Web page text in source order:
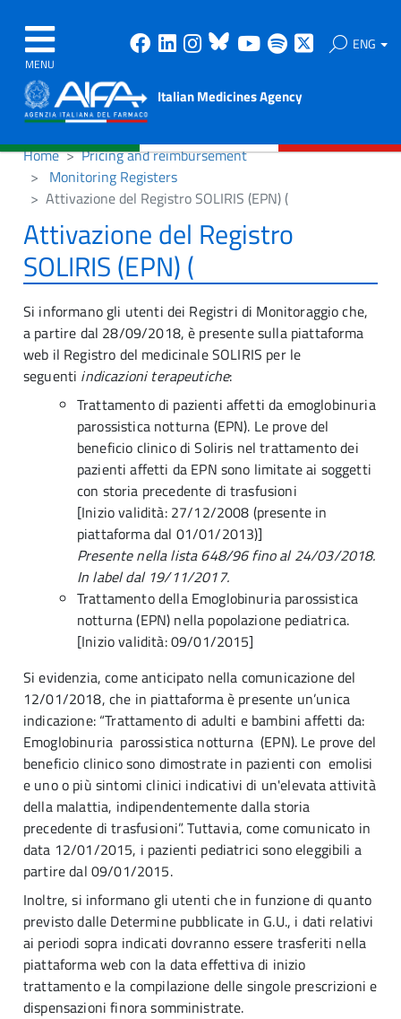
MENU
Facebook
Linkedin
Instagram
Bluesky
Youtube
Spotify ENG
Italian Medicines Agency
Home
Pricing and reimbursement
Monitoring Registers
Attivazione del Registro SOLIRIS (EPN) (
Attivazione del Registro
SOLIRIS (EPN) (
Si informano gli utenti dei Registri di Monitoraggio che,
a partire dal 28/09/2018, è presente sulla piattaforma
web il Registro del medicinale SOLIRIS per le
seguenti indicazioni terapeutiche:
Trattamento di pazienti affetti da emoglobinuria
parossistica notturna (EPN). Le prove del
beneficio clinico di Soliris nel trattamento dei
pazienti affetti da EPN sono limitate ai soggetti
con storia precedente di trasfusioni
[Inizio validità: 27/12/2008 (presente in
piattaforma dal 01/01/2013)]
Presente nella lista 648/96 fino al 24/03/2018.
In label dal 19/11/2017.
Trattamento della Emoglobinuria parossistica
notturna (EPN) nella popolazione pediatrica.
[Inizio validità: 09/01/2015]
Si evidenzia, come anticipato nella comunicazione del
12/01/2018, che in piattaforma è presente un’unica
indicazione: “Trattamento di adulti e bambini affetti da:
Emoglobinuria parossistica notturna (EPN). Le prove del
beneficio clinico sono dimostrate in pazienti con emolisi
e uno o più sintomi clinici indicativi di un'elevata attività
della malattia, indipendentemente dalla storia
precedente di trasfusioni”. Tuttavia, come comunicato in
data 12/01/2015, i pazienti pediatrici sono eleggibili a
partire dal 09/01/2015.
Inoltre, si informano gli utenti che in funzione di quanto
previsto dalle Determine pubblicate in G.U., i dati relativi
ai periodi sopra indicati dovranno essere trasferiti nella
piattaforma web con la data effettiva di inizio
trattamento e la compilazione delle singole prescrizioni e
dispensazioni finora somministrate.